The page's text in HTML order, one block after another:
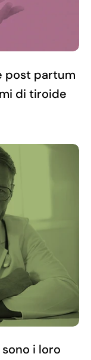
post partum
di tiroide
i loro